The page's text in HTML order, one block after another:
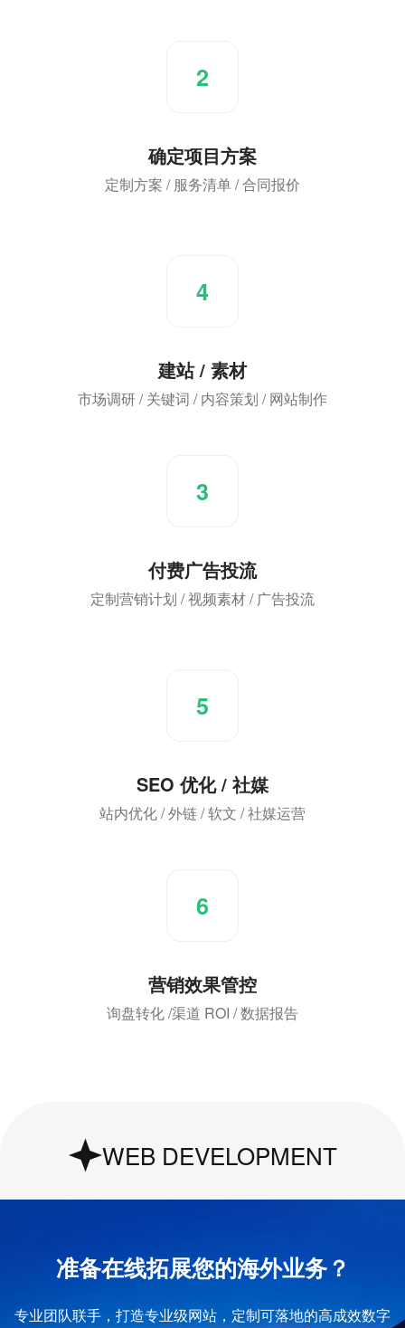
2
确定项目方案
定制方案 / 服务清单 / 合同报价
4
建站 / 素材
市场调研 / 关键词 / 内容策划 / 网站制作
3
付费广告投流
定制营销计划 / 视频素材 / 广告投流
5
SEO 优化 / 社媒
站内优化 / 外链 / 软文 / 社媒运营
6
营销效果管控
询盘转化 /渠道 ROI / 数据报告
UI & UX Design
准备在线拓展您的海外业务？
专业团队联手，打造专业级网站，定制可落地的高成效数字